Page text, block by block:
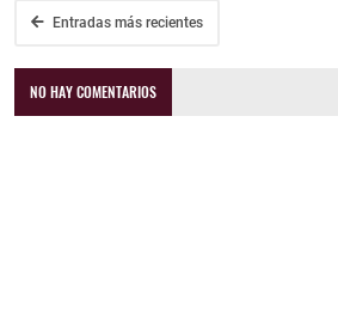
Entradas más recientes
NO HAY COMENTARIOS